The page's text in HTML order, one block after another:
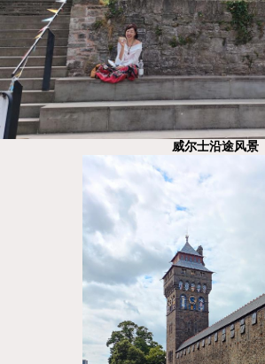
威尔士沿途风景